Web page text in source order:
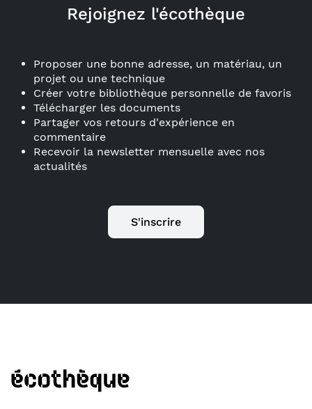
Rejoignez l'écothèque
Proposer une bonne adresse, un matériau, un
projet ou une technique
Créer votre bibliothèque personnelle de favoris
Télécharger les documents
Partager vos retours d'expérience en
commentaire
Recevoir la newsletter mensuelle avec nos
actualités
S'inscrire